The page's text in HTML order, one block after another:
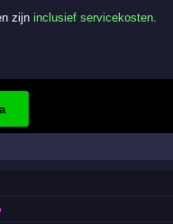
zijninclusief servicekosten.